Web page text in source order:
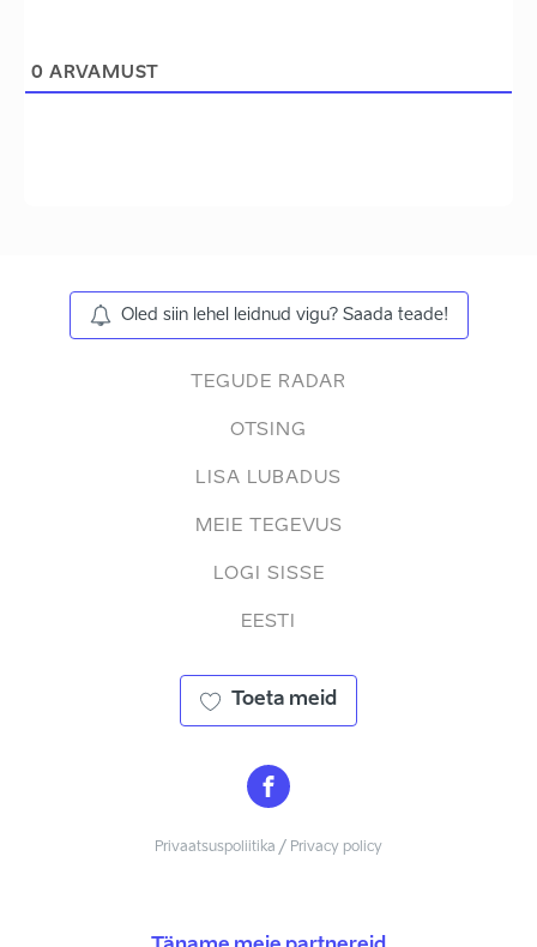
0 ARVAMUST
Oled siin lehel leidnud vigu? Saada teade!
TEGUDE RADAR
OTSING
LISA LUBADUS
MEIE TEGEVUS
LOGI SISSE
EESTI
Toeta meid
Privaatsuspoliitika / Privacy policy